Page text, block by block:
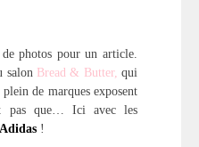
photos pour un article.
salon Bread & Butter, qui
de marques exposent
pas que… Ici avec les
!